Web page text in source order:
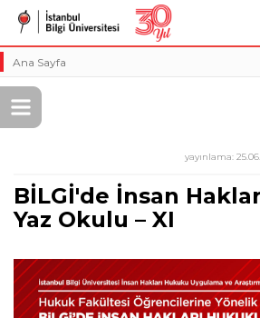
Ana Sayfa
yayınlama:
BİLGİ'de İnsan
Yaz Okulu – XI